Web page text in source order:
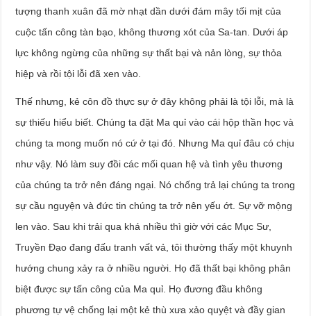
tượng thanh xuân đã mờ nhạt dần dưới đám mây tối mịt của
cuộc tấn công tàn bạo, không thương xót của Sa-tan. Dưới áp
lực không ngừng của những sự thất bại và nản lòng, sự thỏa
hiệp và rồi tội lỗi đã xen vào.
Thế nhưng, kẻ côn đồ thực sự ở đây không phải là tội lỗi, mà là
sự thiếu hiểu biết. Chúng ta đặt Ma quỉ vào cái hộp thần học và
chúng ta mong muốn nó cứ ở tại đó. Nhưng Ma quỉ đâu có chịu
như vậy. Nó làm suy đồi các mối quan hệ và tình yêu thương
của chúng ta trở nên đáng ngại. Nó chống trả lại chúng ta trong
sự cầu nguyện và đức tin chúng ta trở nên yếu ớt. Sự vỡ mộng
len vào. Sau khi trải qua khá nhiều thì giờ với các Mục Sư,
Truyền Đạo đang đấu tranh vất vả, tôi thường thấy một khuynh
hướng chung xảy ra ở nhiều người. Họ đã thất bại không phân
biệt được sự tấn công của Ma quỉ. Họ đương đầu không
phương tự vệ chống lại một kẻ thù xưa xảo quyệt và đầy gian